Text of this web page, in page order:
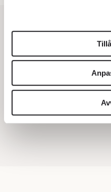
Du kan ändra eller dra
helst från cookie-
Vi använder
för sociala medier och
vidarebefordrar även
information från din enhet
annons- och analysföretag
Dessa kan i sin tur